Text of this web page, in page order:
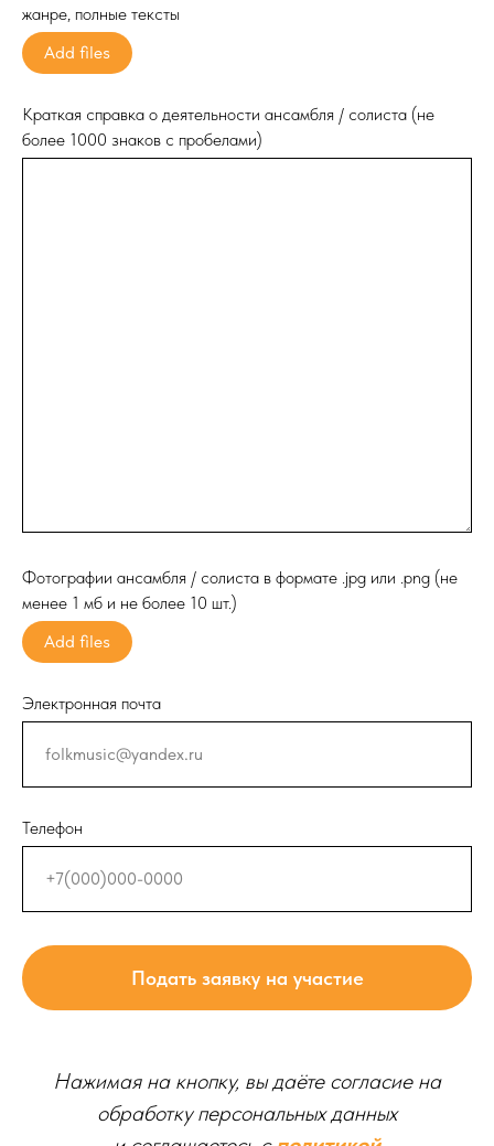
жанре, полные тексты
Add files
Краткая справка о деятельности ансамбля / солиста (не
более 1000 знаков с пробелами)
Фотографии ансамбля / солиста в формате .jpg или .png (не
менее 1 мб и не более 10 шт.)
Add files
Электронная почта
Телефон
Подать заявку на участие
Нажимая на кнопку, вы даёте согласие на
обработку персональных данных